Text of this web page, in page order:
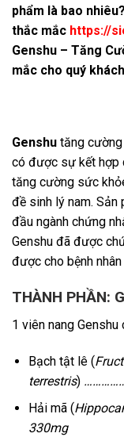
phẩm là bao
thắc mắc https://
Genshu – Tăng
mắc cho quý
Genshu tăng
có được sự kết hợp
tăng cường sức
đề sinh lý nam.
đầu ngành chứng
Genshu đã được
được cho bệnh
THÀNH PHẦN:
1 viên nang Genshu
Bạch tật lê (
terrestris)
Hải mã (
330mg